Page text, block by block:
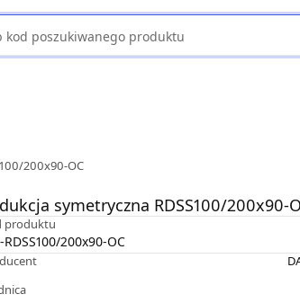
200x90-OC
symetryczna RDSS100/200x90-
produktu
RDSS100/200x90-OC